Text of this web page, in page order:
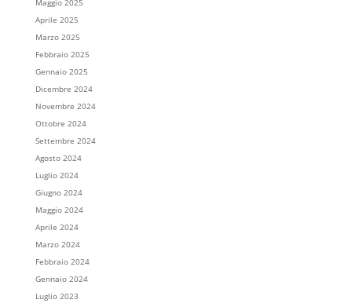
Maggio 2025
Aprile 2025
Marzo 2025
Febbraio 2025
Gennaio 2025
Dicembre 2024
Novembre 2024
Ottobre 2024
Settembre 2024
Agosto 2024
Luglio 2024
Giugno 2024
Maggio 2024
Aprile 2024
Marzo 2024
Febbraio 2024
Gennaio 2024
Luglio 2023